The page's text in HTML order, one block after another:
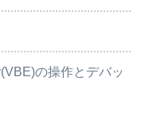
の操作とデバッ